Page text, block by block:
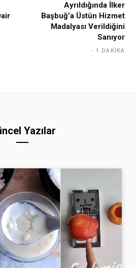
Ayrıldığında İlker
Başbuğ’a Üstün Hizmet
Madalyası Verildiğini
Sanıyor
1 DAKIKA
Yazılar